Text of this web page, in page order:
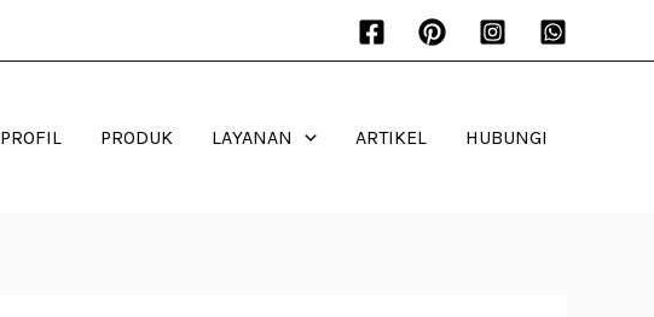
PROFIL PRODUK LAYANAN ARTIKEL HUBUNGI